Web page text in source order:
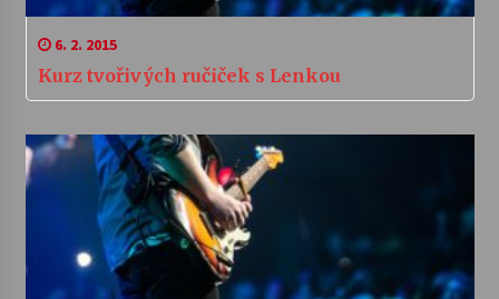
6. 2. 2015
Kurz tvořivých ručiček s Lenkou